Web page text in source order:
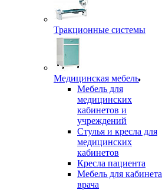
Тракционные системы
Медицинская мебель
Мебель для
медицинских
кабинетов и
учреждений
Стулья и кресла для
медицинских
кабинетов
Кресла пациента
Мебель для кабинета
врача